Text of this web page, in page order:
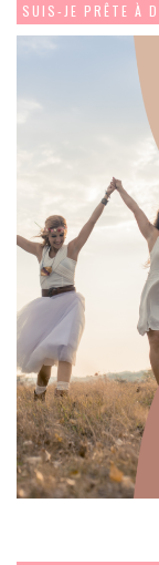
SUIS-JE PRÊTE À